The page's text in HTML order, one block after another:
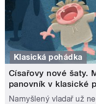
Klasická pohádka
Císařovy nové šaty.
panovník v klasické
Namyšlený vladař už